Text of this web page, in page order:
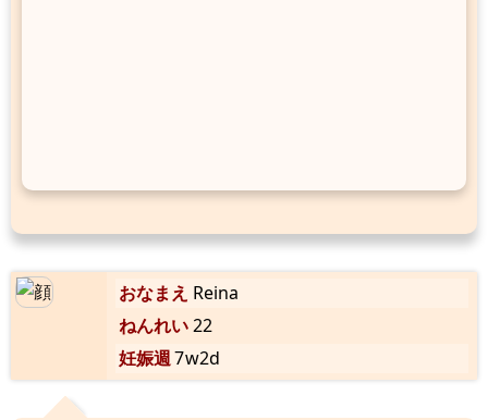
おなまえ Reina
ねんれい22
妊娠週7w2d